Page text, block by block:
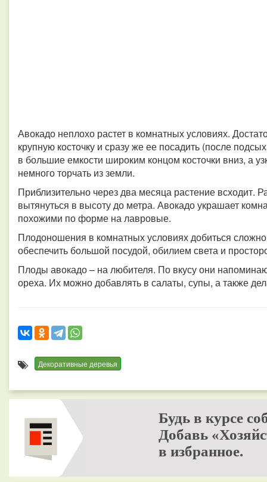
Авокадо неплохо растет в комнатных условиях.
крупную косточку и сразу же ее посадить (после
в большие емкости широким концом косточки вниз, а
немного торчать из земли.
Приблизительно через два месяца растение всходит.
вытянуться в высоту до метра. Авокадо украшает
похожими по форме на лавровые.
Плодоношения в комнатных условиях добиться
обеспечить большой посудой, обилием света и
Плоды авокадо – на любителя. По вкусу они
ореха. Их можно добавлять в салаты, супы, а также
Декоративные деревья
Будь в курсе
Добавь
в избранное.